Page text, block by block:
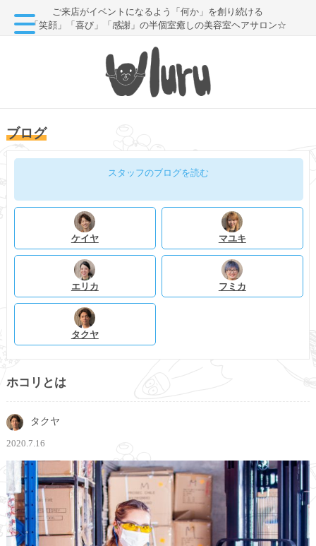
ご来店がイベントになるよう「何か」を創り続ける
「笑顔」「喜び」「感謝」の半個室癒しの美容室ヘアサロン☆
ブログ
スタッフのブログを読む
ケイヤ マユキ
エリカ フミカ
タクヤ
ホコリとは
タクヤ
2020.7.16